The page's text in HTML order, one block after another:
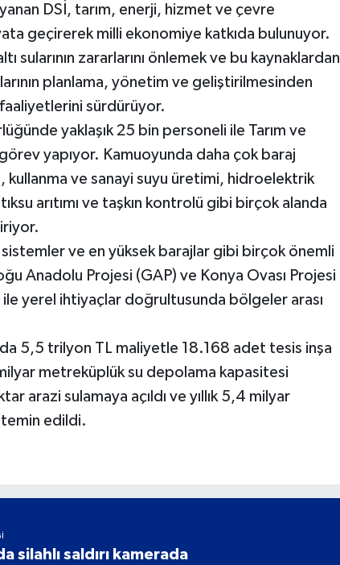
DSİ, tarım, enerji, hizmet ve çevre
geçirerek milli ekonomiye katkıda bulunuyor.
sularının zararlarını önlemek ve bu kaynaklardan
planlama, yönetim ve geliştirilmesinden
sürdürüyor.
yaklaşık 25 bin personeli ile Tarım ve
görev yapıyor. Kamuoyunda daha çok baraj
kullanma ve sanayi suyu üretimi, hidroelektrik
arıtımı ve taşkın kontrolü gibi birçok alanda
ve en yüksek barajlar gibi birçok önemli
Anadolu Projesi (GAP) ve Konya Ovası Projesi
yerel ihtiyaçlar doğrultusunda bölgeler arası
5,5 trilyon TL maliyetle 18.168 adet tesis inşa
metreküplük su depolama kapasitesi
arazi sulamaya açıldı ve yıllık 5,4 milyar
edildi.
silahlı saldırı kamerada